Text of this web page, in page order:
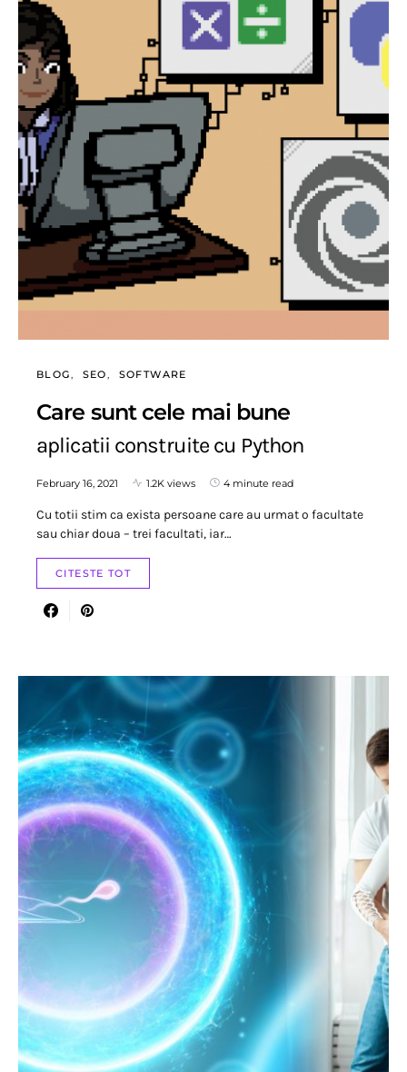
BLOG SEO SOFTWARE
Care sunt cele mai bune
aplicatii construite cu Python
February 16, 2021 1.2K views 4 minute read
Cu totii stim ca exista persoane care au urmat o facultate
sau chiar doua – trei facultati, iar…
CITESTE TOT